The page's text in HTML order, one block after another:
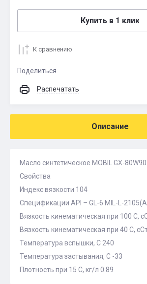
Купить в 1 клик
К сравнению
Поделиться
Распечатать
Описание
Масло синтетическое MOBIL GX-80W90
Свойства
Индекс вязкости 104
Спецификации API – GL-6 MIL-L-
Вязкость кинематическая при 100 С,
Вязкость кинематическая при 40 С,
Температура вспышки, С 240
Температура застывания, С -33
Плотность при 15 С, кг/л 0.89